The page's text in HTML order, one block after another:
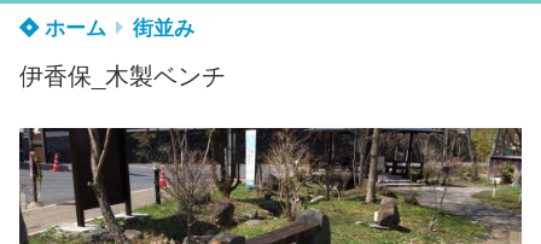
ホーム
街並み
伊香保_木製ベンチ